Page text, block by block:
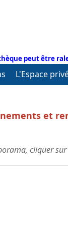
peut être
L'Espace
et
cliquer